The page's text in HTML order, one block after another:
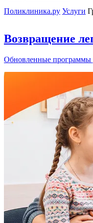
Поликлиника.ру Услуги
Возвращение
Обновленные программы